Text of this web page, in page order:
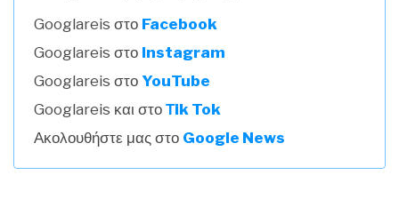
Googlareis στο Facebook
Googlareis στο Instagram
Googlareis στο YouTube
Googlareis και στο Τik Tok
Ακολουθήστε μας στο Google News